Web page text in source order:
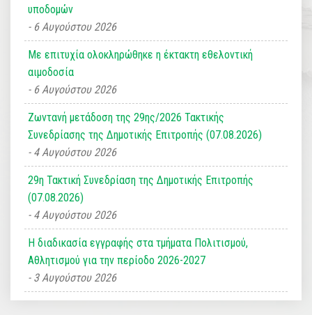
υποδομών
6 Αυγούστου 2026
Με επιτυχία ολοκληρώθηκε η έκτακτη εθελοντική
αιμοδοσία
6 Αυγούστου 2026
Ζωντανή μετάδοση της 29ης/2026 Τακτικής
Συνεδρίασης της Δημοτικής Επιτροπής (07.08.2026)
4 Αυγούστου 2026
29η Τακτική Συνεδρίαση της Δημοτικής Επιτροπής
(07.08.2026)
4 Αυγούστου 2026
Η διαδικασία εγγραφής στα τμήματα Πολιτισμού,
Αθλητισμού για την περίοδο 2026-2027
3 Αυγούστου 2026